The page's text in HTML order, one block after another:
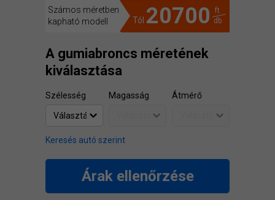
Számos méretben
kapható modell
Tól 20700
ft
db
A gumiabroncs méretének
kiválasztása
Szélesség Magasság Átmérő
Keresés autó szerint
Árak ellenőrzése